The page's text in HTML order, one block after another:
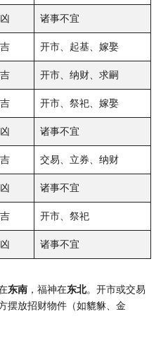
凶 诸事不宜
吉 开市、起基、嫁娶
吉 开市、纳财、求嗣
吉 开市、祭祀、嫁娶
凶 诸事不宜
吉 交易、立券、纳财
凶 诸事不宜
吉 开市、祭祀
凶 诸事不宜
东南 ，福神在东北。开市或交易
摆放招财物件（如貔貅、金